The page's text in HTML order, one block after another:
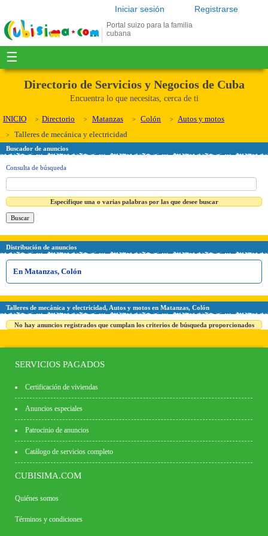
Registrarse
Iniciar sesión
Portal suizo para la familia
cubana
☰
Directorio de Servicios y Negocios de Cuba
Encuentra lo que necesitas, cerca de ti
INICIO Directorio Matanzas Colón
Autos y motos
Talleres de mecánica y electricidad
Buscador de anuncios
Consulta de búsqueda
Especifique una o varias palabras por las que desee buscar
Distribución de anuncios
En Matanzas, Colón
Talleres de mecánica y electricidad, Autos y motos en Matanzas, Colón
No hay anuncios registrados que cumplan los criterios de búsqueda proporcionados
SERVICIOS PAGADOS
Certificación de viviendas
Anuncios especiales
Patrocinio de anuncios
Catálogo de servicios completo
CUBISIMA.COM
Quiénes somos
Términos y condiciones